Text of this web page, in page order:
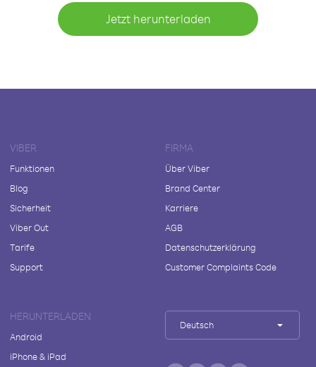
Jetzt herunterladen
VIBER
Funktionen
Blog
Sicherheit
Viber Out
Tarife
Support
FIRMA
Über Viber
Brand Center
Karriere
AGB
Datenschutzerklärung
Customer Complaints Code
HERUNTERLADEN
Android
iPhone & iPad
Deutsch